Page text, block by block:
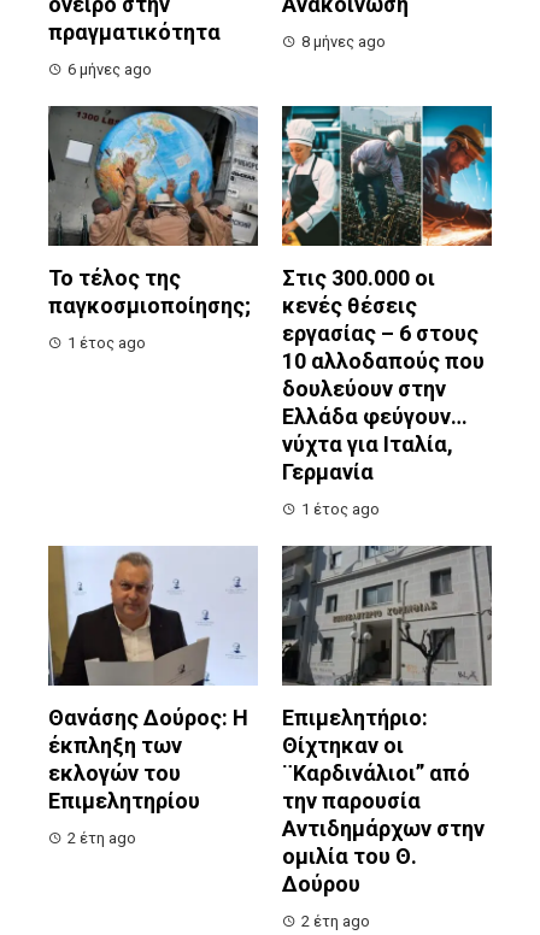
πραγματικότητα
6 μήνες ago
8 μήνες ago
Το τέλος της
παγκοσμιοποίησης;
1 έτος ago
Στις 300.000 οι
κενές θέσεις
εργασίας – 6 στους
10 αλλοδαπούς που
δουλεύουν στην
Ελλάδα φεύγουν…
νύχτα για Ιταλία,
Γερμανία
1 έτος ago
Θανάσης Δούρος: Η
έκπληξη των
εκλογών του
Επιμελητηρίου
2 έτη ago
Επιμελητήριο:
Θίχτηκαν οι
¨Καρδινάλιοι” από
την παρουσία
Αντιδημάρχων στην
ομιλία του Θ.
Δούρου
2 έτη ago